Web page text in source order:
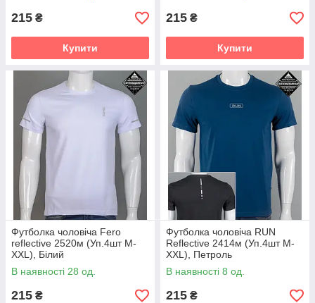
215 ₴
Купити
215 ₴
Купити
Футболка чоловіча Fero
reflective 2520м (Уп.4шт M-
XXL), Білий
В наявності 28 од.
215 ₴
Футболка чоловіча RUN
Reflective 2414м (Уп.4шт M-
XXL), Петроль
В наявності 8 од.
215 ₴